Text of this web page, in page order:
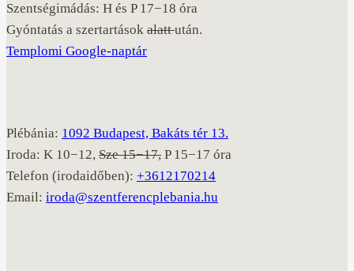
Szentségimádás: H és P 17−18 óra
Gyóntatás a szertartások alattután.
Templomi Google-naptár
Plébánia: 1092 Budapest, Bakáts tér 13.
Iroda: K 10−12, Sze 15−17, P 15−17 óra
Telefon (irodaidőben): +3612170214
Email: iroda@szentferencplebania.hu